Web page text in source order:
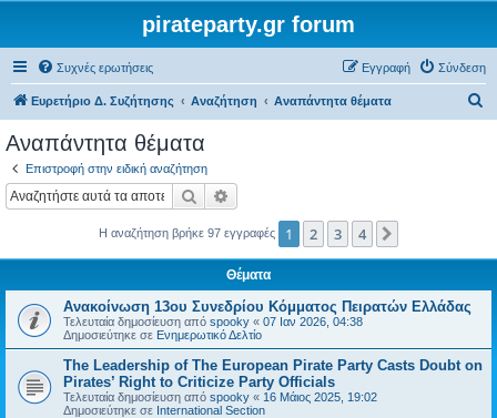
pirateparty.gr forum
Συχνές ερωτήσεις Σύνδεση
Εγγραφή
Ευρετήριο Δ. Συζήτησης Αναζήτηση Αναπάντητα θέματα
η
Αναπάντητα θέματα
Επιστροφή στην ειδική αναζήτηση
Αναζήτηση
Η αναζήτηση βρήκε 97 εγγραφές 1 2 3 4
Θέματα
Ανακοίνωση 13ου Συνεδρίου Κόμματος Πειρατών Ελλάδας
Τελευταία δημοσίευση από spooky « 07 Ιαν 2026, 04:38
Δημοσιεύτηκε σε Ενημερωτικό Δελτίο
The Leadership of The European Pirate Party Casts Doubt on
Pirates’ Right to Criticize Party Officials
Τελευταία δημοσίευση από spooky « 16 Μάιος 2025, 19:02
Δημοσιεύτηκε σε International Section